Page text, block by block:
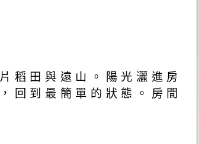
稻田與遠山。陽光灑進房
回到最簡單的狀態。房間